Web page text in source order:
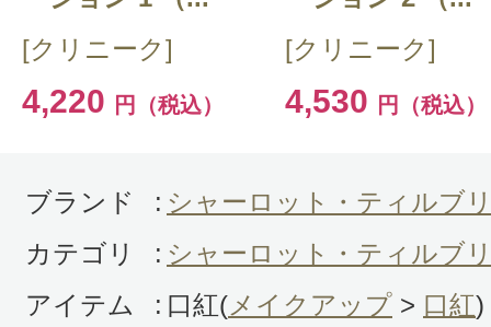
らクチコミ投稿すると1 商品に
ントプレゼント！
[クリニーク]
4,220 円（税込）
[クリニーク]
4,530 円（税込）
ブランド : シャーロット・ティルブ
カテゴリ
: シャーロット・ティルブ
アイテム
: 口紅(メイクアップ > 口紅)